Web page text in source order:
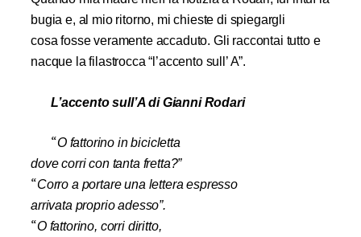
bugia e, al mio ritorno, mi chieste di spiegargli
cosafosse veramente accaduto. Gli raccontai tutto e
nacque la filastrocca “l’accento sull’ A”.
L’accento sull’A di Gianni Rodari
“O fattorino in bicicletta
dove corri con tanta fretta?”
“Corro a portare una lettera espresso
arrivata proprio adesso”.
“O fattorino, corri diritto,